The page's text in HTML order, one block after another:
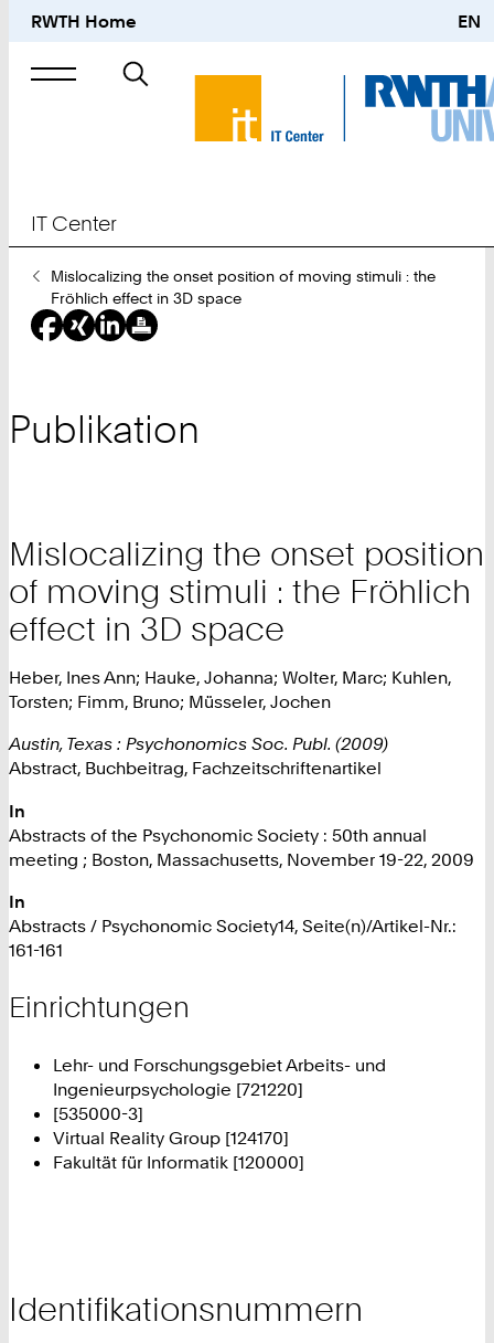
RWTH Home EN
Suche
nach
IT Center
Sie
sind
hier:
Mislocalizing the onset position of moving stimuli : the
Fröhlich effect in 3D space
Publikation
Mislocalizing the onset position
of moving stimuli : the Fröhlich
effect in 3D space
Heber, Ines Ann; Hauke, Johanna; Wolter, Marc; Kuhlen,
Torsten; Fimm, Bruno; Müsseler, Jochen
Austin, Texas : Psychonomics Soc. Publ. (2009)
Abstract, Buchbeitrag, Fachzeitschriftenartikel
In
Abstracts of the Psychonomic Society : 50th annual
meeting ; Boston, Massachusetts, November 19-22, 2009
In
Abstracts / Psychonomic Society14, Seite(n)/Artikel-Nr.:
161-161
Einrichtungen
Lehr- und Forschungsgebiet Arbeits- und
Ingenieurpsychologie [721220]
[535000-3]
Virtual Reality Group [124170]
Fakultät für Informatik [120000]
Identifikationsnummern